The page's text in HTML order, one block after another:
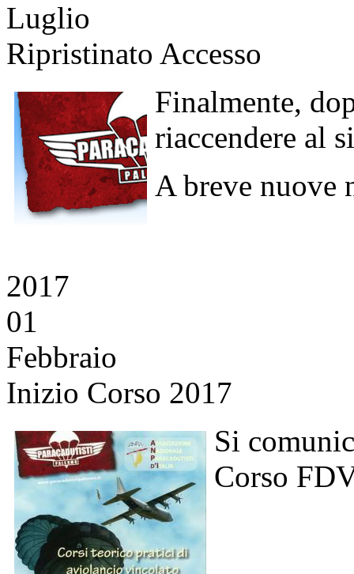
Luglio
Ripristinato Accesso
Finalmente,
riaccendere al
A breve nuove
2017
01
Febbraio
Inizio Corso 2017
Si
Corso